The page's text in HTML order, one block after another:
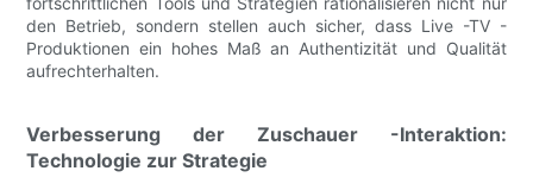
den Betrieb, sondern stellen auch sicher, dass Live -TV -
Produktionen ein hohes Maß an Authentizität und Qualität
aufrechterhalten.
Verbesserung der Zuschauer -Interaktion:
Technologie zur Strategie